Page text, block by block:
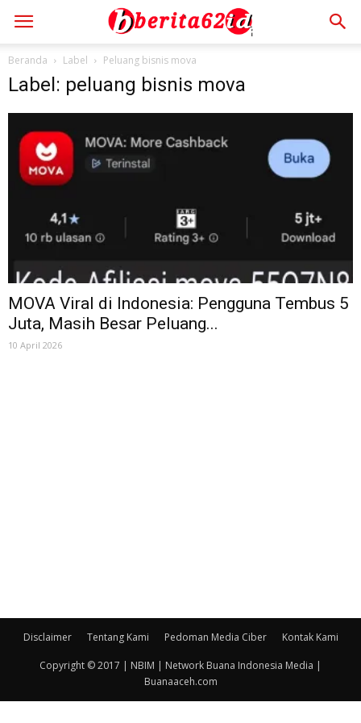
Beranda Label Peluang bisnis mova
Label: peluang bisnis mova
MOVA Viral di Indonesia: Pengguna Tembus 5
Juta, Masih Besar Peluang...
10 April 2026
Disclaimer Tentang Kami Pedoman Media Ciber Kontak Kami
Copyright © 2017 | NBIM | Network Buana Indonesia Media |
Buanaaceh.com